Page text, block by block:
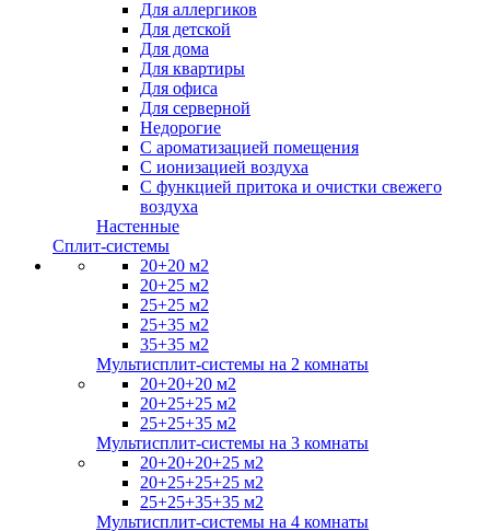
Для аллергиков
Для детской
Для дома
Для квартиры
Для офиса
Для серверной
Недорогие
С ароматизацией помещения
С ионизацией воздуха
С функцией притока и очистки свежего
воздуха
Настенные
Сплит-системы
20+20 м2
20+25 м2
25+25 м2
25+35 м2
35+35 м2
Мультисплит-системы на 2 комнаты
20+20+20 м2
20+25+25 м2
25+25+35 м2
Мультисплит-системы на 3 комнаты
20+20+20+25 м2
20+25+25+25 м2
25+25+35+35 м2
Мультисплит-системы на 4 комнаты